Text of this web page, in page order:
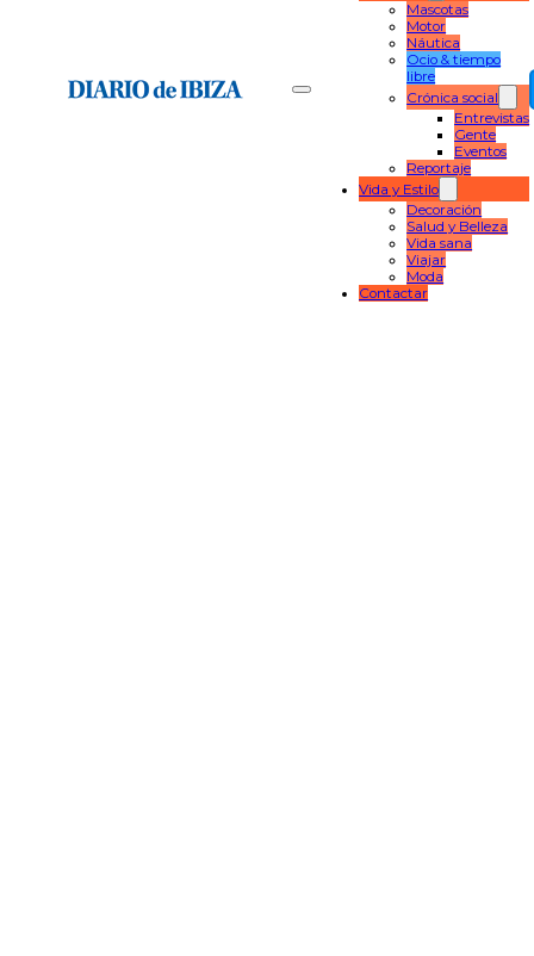
Mascotas
Motor
Náutica
Ocio & tiempo
libre
Crónica social
Entrevistas
Gente
Eventos
Reportaje
Vida y Estilo
Decoración
Salud y Belleza
Vida sana
Viajar
Moda
Contactar